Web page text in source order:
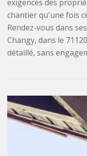
exigences des
chantier qu'une fois
Rendez-vous dans
Changy, dans le
détaillé, sans